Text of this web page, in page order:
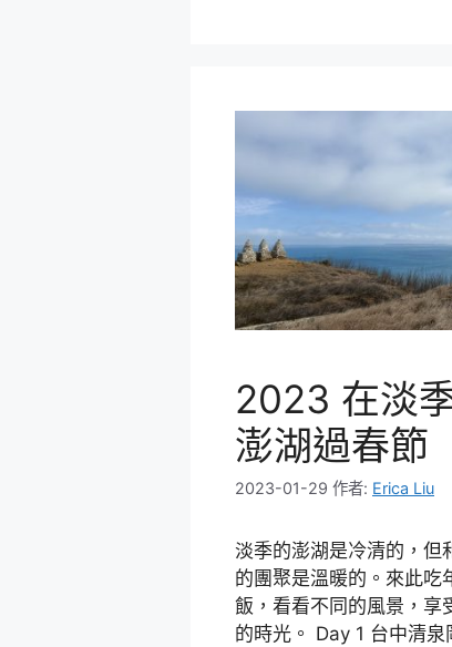
2023 在淡
澎湖過春節
2023-01-29 作者: Erica Liu
淡季的澎湖是冷清的，但
的團聚是溫暖的。來此吃
飯，看看不同的風景，享
的時光。 Day 1 台中清泉